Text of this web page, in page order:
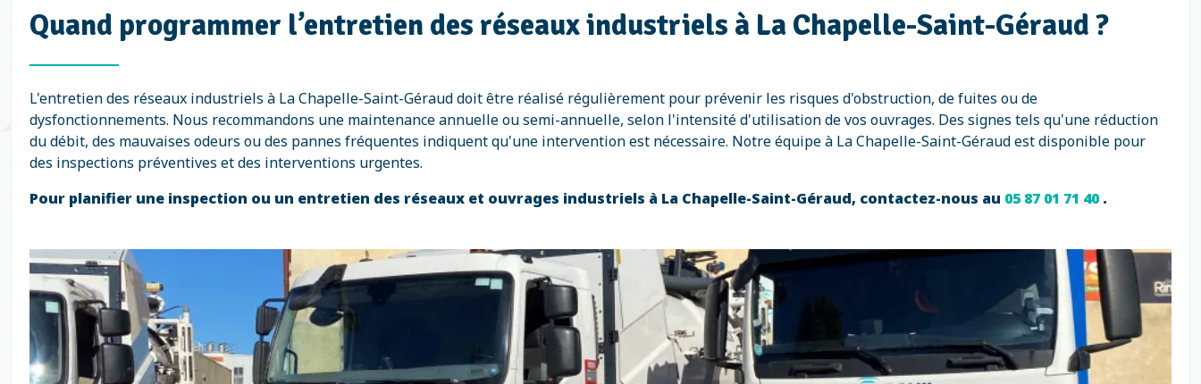
Quand programmer l’entretien des réseaux industriels à La Chapelle-Saint-Géraud ?
L'entretien des réseaux industriels à La Chapelle-Saint-Géraud doit être réalisé régulièrement pour prévenir les risques d'obstruction, de fuites ou de
dysfonctionnements. Nous recommandons une maintenance annuelle ou semi-annuelle, selon l'intensité d'utilisation de vos ouvrages. Des signes tels qu'une réduction
du débit, des mauvaises odeurs ou des pannes fréquentes indiquent qu'une intervention est nécessaire. Notre équipe à La Chapelle-Saint-Géraud est disponible pour
des inspections préventives et des interventions urgentes.
Pour planifier une inspection ou un entretien des réseaux et ouvrages industriels à La Chapelle-Saint-Géraud, contactez-nous au 05 87 01 71 40.